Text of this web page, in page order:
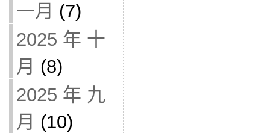
一月 (7)
2025 年 十
月 (8)
2025 年 九
月 (10)